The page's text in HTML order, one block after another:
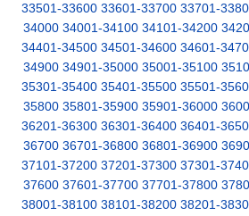
33501-33600 33601-33700 33701-
34000 34001-34100 34101-34200
34401-34500 34501-34600 34601-
34900 34901-35000 35001-35100
35301-35400 35401-35500 35501-
35800 35801-35900 35901-36000
36201-36300 36301-36400 36401-
36700 36701-36800 36801-36900
37101-37200 37201-37300 37301-
37600 37601-37700 37701-37800
38001-38100 38101-38200 38201-